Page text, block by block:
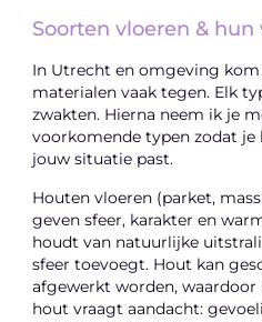
Soorten vloeren &
In Utrecht en omgeving kom
materialen vaak tegen. Elk
zwakten. Hierna neem ik je
voorkomende typen zodat
jouw situatie past.
Houten vloeren (parket,
geven sfeer, karakter en
houdt van natuurlijke
sfeer toevoegt. Hout kan
afgewerkt worden, waardoor
hout vraagt aandacht: